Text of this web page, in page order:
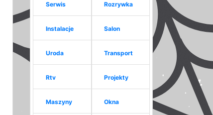
Serwis
Instalacje
Uroda
Rtv
Maszyny
Rozrywka
Salon
Transport
Projekty
Okna